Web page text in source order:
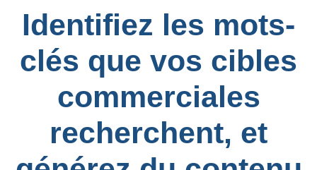
Identifiez les mots-
clés que vos cibles
commerciales
recherchent, et